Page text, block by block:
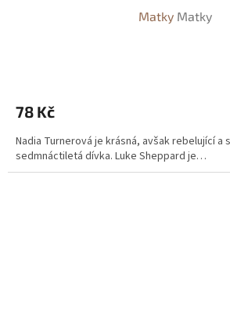
Matky Matky
78 Kč
Nadia Turnerová je krásná, avšak rebelující a
sedmnáctiletá dívka. Luke Sheppard je…